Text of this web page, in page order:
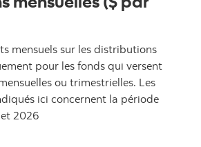
mensuels sur les distributions
pour les fonds qui versent
ou trimestrielles. Les
ici concernent la période
2026